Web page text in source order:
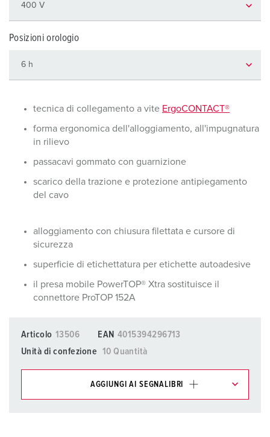
Posizioni orologio
tecnica di collegamento a vite ErgoCONTACT®
forma ergonomica dell'alloggiamento, all'impugnatura
in rilievo
passacavi gommato con guarnizione
scarico della trazione e protezione antipiegamento
del cavo
alloggiamento con chiusura filettata e cursore di
sicurezza
superficie di etichettatura per etichette autoadesive
il presa mobile PowerTOP® Xtra sostituisce il
connettore ProTOP 152A
Articolo 13506 EAN 4015394296713
Unità di confezione
10 Quantità
AGGIUNGI AI SEGNALIBRI